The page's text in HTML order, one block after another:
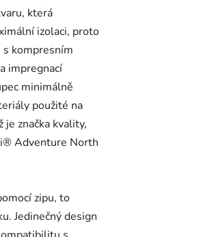
která
izolaci, proto
kompresním
impregnací
minimálně
použité na
značka kvality,
Adventure North
zipu, to
Jedinečný design